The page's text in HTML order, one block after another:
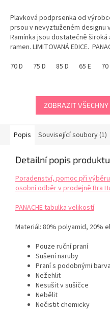
Plavková podprsenka od
prsou v nevyztuženém designu
Ramínka jsou dostatečně
ramen. LIMITOVANÁ EDICE.
70 D
75 D 85 D 65 E 70
ZOBRAZIT VŠECHNY
Popis Související soubory (1)
Detailní popis produktu
Poradenství, pomoc při
osobní odběr v prodejně Bra
PANACHE tabulka velikostí
Materiál: 80% polyamid, 20%
Pouze ruční praní
Sušení naruby
Praní s podobnými
Nežehlit
Nesušit v sušičce
Nebělit
Nečistit chemicky